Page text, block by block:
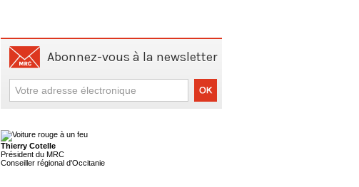
Abonnez-vous à la newsletter
Thierry Cotelle
Président du MRC
Conseiller régional d'Occitanie